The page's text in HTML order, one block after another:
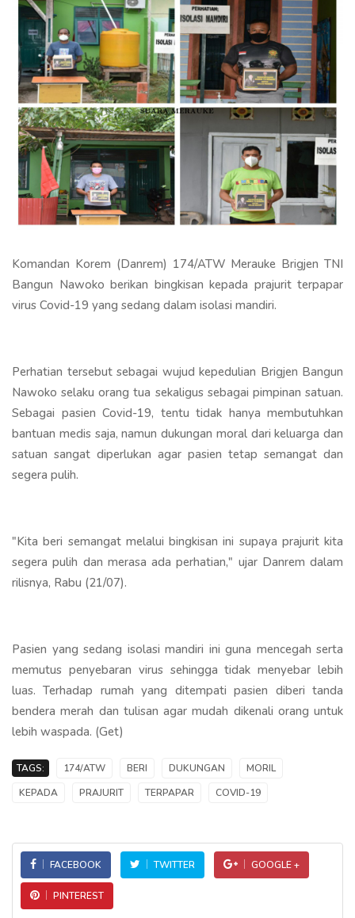
Komandan Korem (Danrem) 174/ATW Merauke Brigjen TNI
Bangun Nawoko berikan bingkisan kepada prajurit terpapar
virus Covid-19 yang sedang dalam isolasi mandiri.
Perhatian tersebut sebagai wujud kepedulian Brigjen Bangun
Nawoko selaku orang tua sekaligus sebagai pimpinan satuan.
Sebagai pasien Covid-19, tentu tidak hanya membutuhkan
bantuan medis saja, namun dukungan moral dari keluarga dan
satuan sangat diperlukan agar pasien tetap semangat dan
segera pulih.
"Kita beri semangat melalui bingkisan ini supaya prajurit kita
segera pulih dan merasa ada perhatian," ujar Danrem dalam
rilisnya, Rabu (21/07).
Pasien yang sedang isolasi mandiri ini guna mencegah serta
memutus penyebaran virus sehingga tidak menyebar lebih
luas. Terhadap rumah yang ditempati pasien diberi tanda
bendera merah dan tulisan agar mudah dikenali orang untuk
lebih waspada. (Get)
TAGS: 174/ATW BERI DUKUNGAN
MORIL
KEPADA
PRAJURIT TERPAPAR COVID-19
FACEBOOK TWITTER GOOGLE +
PINTEREST